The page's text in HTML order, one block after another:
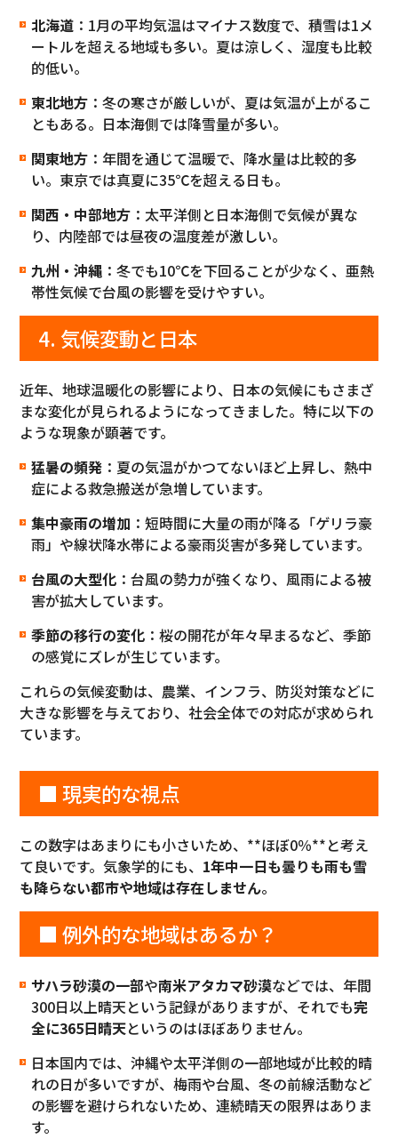
北海道 ：1月の平均気温はマイナス数度で、積雪は1メ
ートルを超える地域も多い。夏は涼しく、湿度も比較
的低い。
東北地方 ：冬の寒さが厳しいが、夏は気温が上がるこ
ともある。日本海側では降雪量が多い。
関東地方 ：年間を通じて温暖で、降水量は比較的多
い。東京では真夏に35℃を超える日も。
関西・中部地方 ：太平洋側と日本海側で気候が異な
り、内陸部では昼夜の温度差が激しい。
九州・沖縄 ：冬でも10℃を下回ることが少なく、亜熱
帯性気候で台風の影響を受けやすい。
4. 気候変動と日本
近年、地球温暖化の影響により、日本の気候にもさまざ
まな変化が見られるようになってきました。特に以下の
ような現象が顕著です。
猛暑の頻発 ：夏の気温がかつてないほど上昇し、熱中
症による救急搬送が急増しています。
集中豪雨の増加 ：短時間に大量の雨が降る「ゲリラ豪
雨」や線状降水帯による豪雨災害が多発しています。
台風の大型化 ：台風の勢力が強くなり、風雨による被
害が拡大しています。
季節の移行の変化 ：桜の開花が年々早まるなど、季節
の感覚にズレが生じています。
これらの気候変動は、農業、インフラ、防災対策などに
大きな影響を与えており、社会全体での対応が求められ
ています。
■ 現実的な視点
この数字はあまりにも小さいため、**ほぼ0％**と考え
て良いです。気象学的にも、 1年中一日も曇りも雨も雪
も降らない都市や地域は存在しません。
■ 例外的な地域はあるか？
サハラ砂漠の一部や南米アタカマ砂漠などでは、年間
300日以上晴天という記録がありますが、それでも完
全に365日晴天というのはほぼありません。
日本国内では、沖縄や太平洋側の一部地域が比較的晴
れの日が多いですが、梅雨や台風、冬の前線活動など
の影響を避けられないため、連続晴天の限界はありま
す。